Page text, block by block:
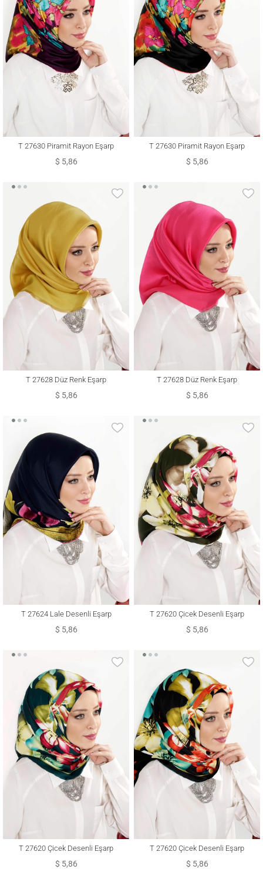
T 27630 Piramit Rayon Eşarp
$ 5,86
T 27630 Piramit Rayon Eşarp
$ 5,86
T 27628 Düz Renk Eşarp
$ 5,86
T 27628 Düz Renk Eşarp
$ 5,86
T 27624 Lale Desenli Eşarp
$ 5,86
T 27620 Çicek Desenli Eşarp
$ 5,86
T 27620 Çicek Desenli Eşarp
$ 5,86
T 27620 Çicek Desenli Eşarp
$ 5,86